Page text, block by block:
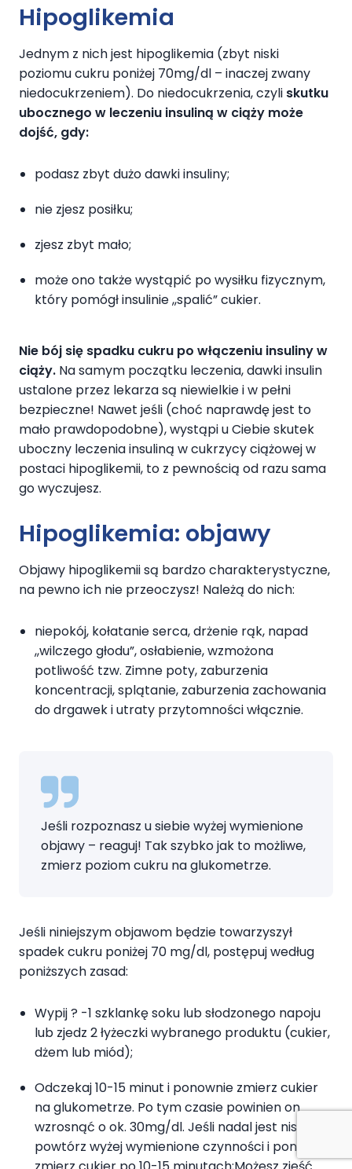
Hipoglikemia
Jednym z nich jest hipoglikemia (zbyt niski
poziomu cukru poniżej 70mg/dl – inaczej zwany
niedocukrzeniem). Do niedocukrzenia, czyli skutku
ubocznego w leczeniu insuliną w ciąży może
dojść, gdy:
podasz zbyt dużo dawki insuliny;
nie zjesz posiłku;
zjesz zbyt mało;
może ono także wystąpić po wysiłku fizycznym,
który pomógł insulinie ,,spalić” cukier.
Nie bój się spadku cukru po włączeniu insuliny w
ciąży. Na samym początku leczenia, dawki insulin
ustalone przez lekarza są niewielkie i w pełni
bezpieczne! Nawet jeśli (choć naprawdę jest to
mało prawdopodobne), wystąpi u Ciebie skutek
uboczny leczenia insuliną w cukrzycy ciążowej w
postaci hipoglikemii, to z pewnością od razu sama
go wyczujesz.
Hipoglikemia: objawy
Objawy hipoglikemii są bardzo charakterystyczne,
na pewno ich nie przeoczysz! Należą do nich:
niepokój, kołatanie serca, drżenie rąk, napad
,,wilczego głodu”, osłabienie, wzmożona
potliwość tzw. Zimne poty, zaburzenia
koncentracji, splątanie, zaburzenia zachowania
do drgawek i utraty przytomności włącznie.
Jeśli rozpoznasz u siebie wyżej wymienione
objawy – reaguj! Tak szybko jak to możliwe,
zmierz poziom cukru na glukometrze.
Jeśli niniejszym objawom będzie towarzyszył
spadek cukru poniżej 70 mg/dl, postępuj według
poniższych zasad:
Wypij ? -1 szklankę soku lub słodzonego napoju
lub zjedz 2 łyżeczki wybranego produktu (cukier,
dżem lub miód);
Odczekaj 10-15 minut i ponownie zmierz cukier
na glukometrze. Po tym czasie powinien on
wzrosnąć o ok. 30mg/dl. Jeśli nadal jest niski
powtórz wyżej wymienione czynności i ponownie